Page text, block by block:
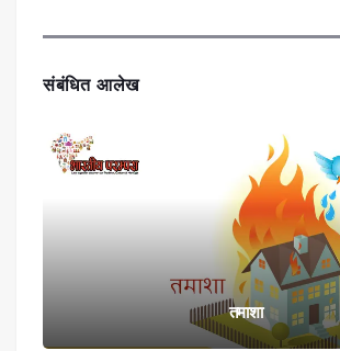
संबंधित आलेख
तमाशा